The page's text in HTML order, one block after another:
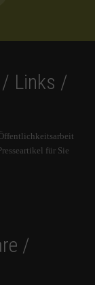
Links /
für Sie
/